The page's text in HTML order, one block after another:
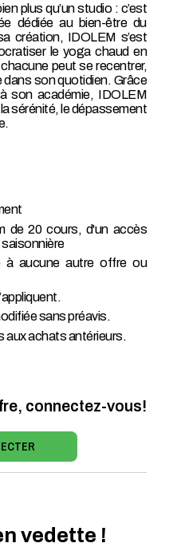
plus qu’un studio : c’est
dédiée au bien-être du
création, IDOLEM s’est
le yoga chaud en
peut se recentrer,
dans son quotidien. Grâce
son académie, IDOLEM
sérénité, le dépassement
de 20 cours, d'un accès
saisonnière
à aucune autre offre ou
sans préavis.
aux achats antérieurs.
connectez-vous!
vedette !